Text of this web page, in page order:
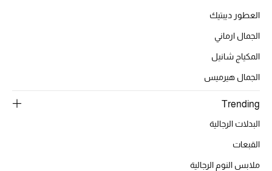
العطور ديبتيك
الجمال ارماني
المكياج شانيل
الجمال هيرميس
Trending
البدلات الرجالية
القبعات
ملابس النوم الرجالية